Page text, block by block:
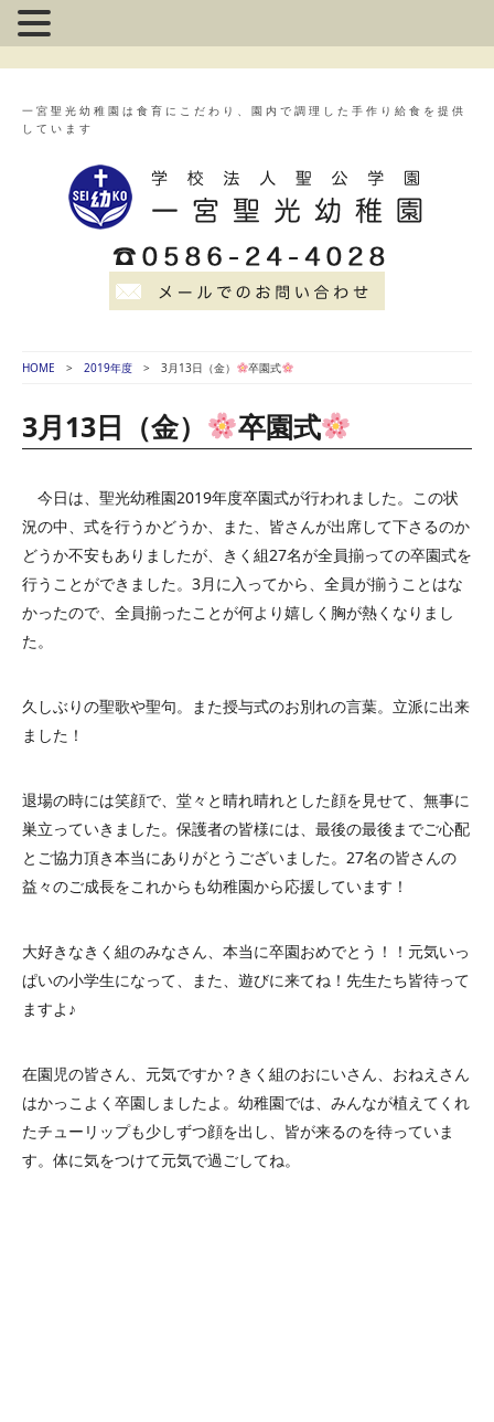
一宮聖光幼稚園は食育にこだわり、園内で調理した手作り給食を提供
しています
HOME 2019年度 3月13日（金） 卒園式
3月13日（金） 卒園式
今日は、聖光幼稚園2019年度卒園式が行われました。この状
況の中、式を行うかどうか、また、皆さんが出席して下さるのか
どうか不安もありましたが、きく組27名が全員揃っての卒園式を
行うことができました。3月に入ってから、全員が揃うことはな
かったので、全員揃ったことが何より嬉しく胸が熱くなりまし
た。
久しぶりの聖歌や聖句。また授与式のお別れの言葉。立派に出来
ました！
退場の時には笑顔で、堂々と晴れ晴れとした顔を見せて、無事に
巣立っていきました。保護者の皆様には、最後の最後までご心配
とご協力頂き本当にありがとうございました。27名の皆さんの
益々のご成長をこれからも幼稚園から応援しています！
大好きなきく組のみなさん、本当に卒園おめでとう！！元気いっ
ぱいの小学生になって、また、遊びに来てね！先生たち皆待って
ますよ♪
在園児の皆さん、元気ですか？きく組のおにいさん、おねえさん
はかっこよく卒園しましたよ。幼稚園では、みんなが植えてくれ
たチューリップも少しずつ顔を出し、皆が来るのを待っていま
す。体に気をつけて元気で過ごしてね。